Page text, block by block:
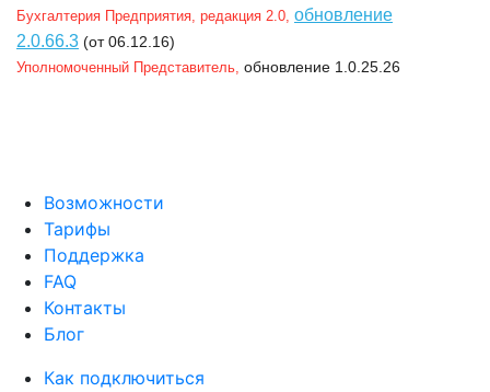
Бухгалтерия Предприятия, редакция 2.0, обновление
2.0.66.3 (от 06.12.16)
Уполномоченный Представитель, обновление 1.0.25.26
Возможности
Тарифы
Поддержка
FAQ
Контакты
Блог
Как подключиться